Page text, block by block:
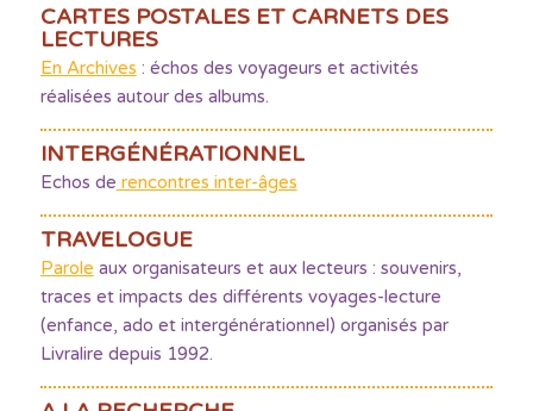
CARTES POSTALES ET CARNETS DES
LECTURES
En Archives : échos des voyageurs et activités
réalisées autour des albums.
INTERGÉNÉRATIONNEL
Echos de rencontres inter-âges
TRAVELOGUE
Parole aux organisateurs et aux lecteurs : souvenirs,
traces et impacts des différents voyages-lecture
(enfance, ado et intergénérationnel) organisés par
Livralire depuis 1992.